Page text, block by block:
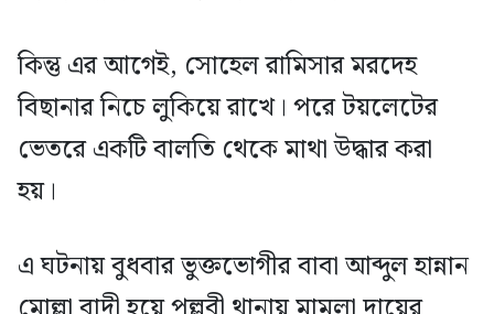
কিন্তু এর আগেই, সোহেল রামিসার মরদেহ
বিছানার নিচে লুকিয়ে রাখে। পরে টয়লেটের
ভেতরে একটি বালতি থেকে মাথা উদ্ধার করা
হয়।
এ ঘটনায় বুধবার ভুক্তভোগীর বাবা আব্দুল হান্নান